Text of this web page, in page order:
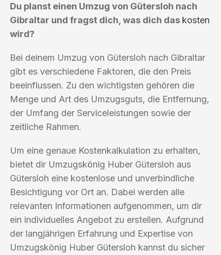
Du planst einen Umzug von Gütersloh nach
Gibraltar und fragst dich, was dich das kosten
wird?
Bei deinem Umzug von Gütersloh nach Gibraltar
gibt es verschiedene Faktoren, die den Preis
beeinflussen. Zu den wichtigsten gehören die
Menge und Art des Umzugsguts, die Entfernung,
der Umfang der Serviceleistungen sowie der
zeitliche Rahmen.
Um eine genaue Kostenkalkulation zu erhalten,
bietet dir Umzugskönig Huber Gütersloh aus
Gütersloh eine kostenlose und unverbindliche
Besichtigung vor Ort an. Dabei werden alle
relevanten Informationen aufgenommen, um dir
ein individuelles Angebot zu erstellen. Aufgrund
der langjährigen Erfahrung und Expertise von
Umzugskönig Huber Gütersloh kannst du sicher